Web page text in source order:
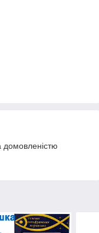
домовленістю